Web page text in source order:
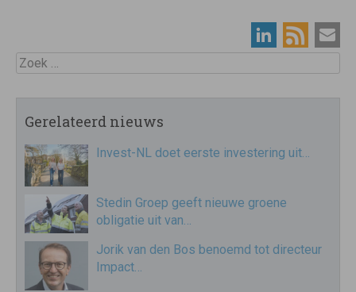
Zoek
Gerelateerd nieuws
Invest-NL doet eerste investering uit…
Stedin Groep geeft nieuwe groene
obligatie uit van…
Jorik van den Bos benoemd tot directeur
Impact…